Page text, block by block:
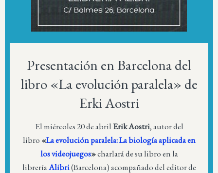
Presentación en Barcelona del
libro «La evolución paralela» de
Erki Aostri
El miércoles 20 de abril Erik Aostri, autor del
libro «La evolución paralela: La biología aplicada en
los videojuegos»charlará de su libro en la
libreríaAlibri(Barcelona) acompañado del editor de